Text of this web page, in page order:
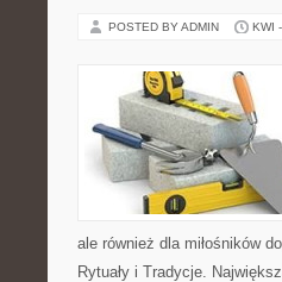
POSTED BY ADMIN KWI
ale również dla miłośników
Rytuały i Tradycje.